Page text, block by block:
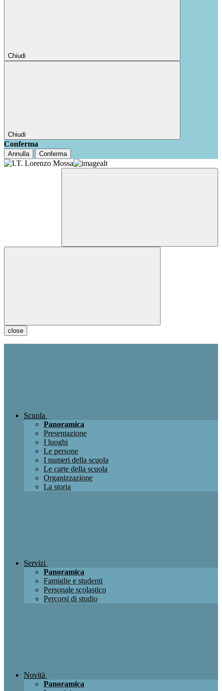
Chiudi
Chiudi
Conferma
Annulla Conferma
close
Scuola
Panoramica
Presentazione
I luoghi
Le persone
I numeri della scuola
Le carte della scuola
Organizzazione
La storia
Servizi
Panoramica
Famiglie e studenti
Personale scolastico
Percorsi di studio
Novità
Panoramica